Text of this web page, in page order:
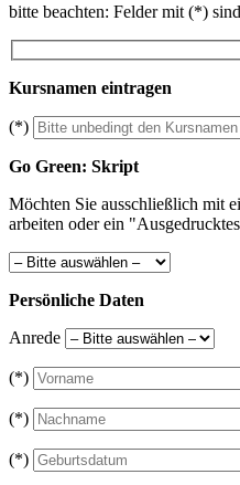
bitte beachten: Felder mit (*)
Kursnamen eintragen
(*)
Go Green: Skript
Möchten Sie ausschließlich mit
arbeiten oder ein
Persönliche Daten
Anrede
(*)
(*)
(*)